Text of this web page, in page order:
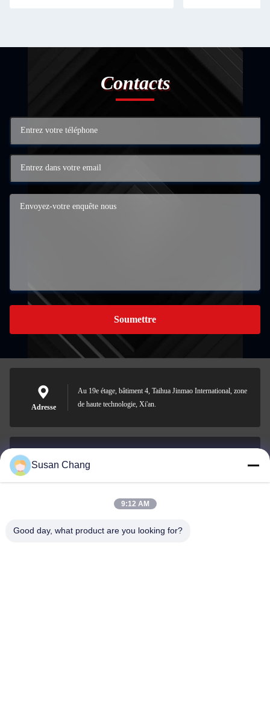
Contacts
Soumettre
Adresse
Au 19e étage, bâtiment 4, Taihua Jinmao International, zone
de haute technologie, Xi'an.
Susan@aeaxa.com
0086-13991372145
Susan Chang
9:12 AM
Good day, what product are you looking for?